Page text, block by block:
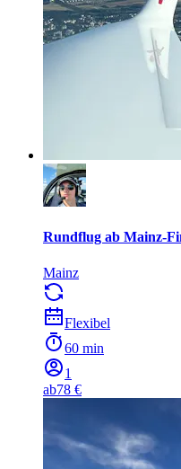
Rundflug ab Mainz-
Mainz
Flexibel
60 min
1
ab78 €